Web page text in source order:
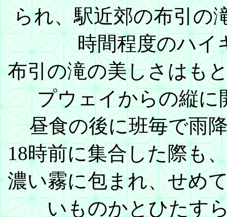
られ、駅近郊の布引の
時間程度のハイ
布引の滝の美しさはも
プウェイからの縦に
昼食の後に班毎で雨
18時前に集合した際も
濃い霧に包まれ、せめ
いものかとひたす